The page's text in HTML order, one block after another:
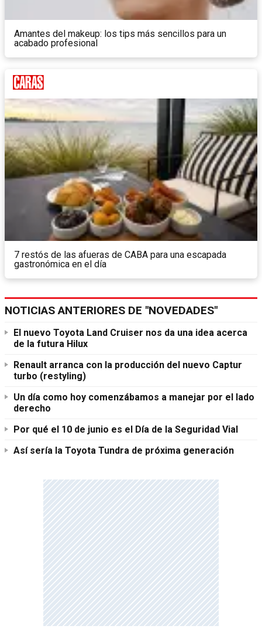
Amantes del makeup: los tips más sencillos para un
acabado profesional
7 restós de las afueras de CABA para una escapada
gastronómica en el día
NOTICIAS ANTERIORES DE "NOVEDADES"
El nuevo Toyota Land Cruiser nos da una idea acerca
de la futura Hilux
Renault arranca con la producción del nuevo Captur
turbo (restyling)
Un día como hoy comenzábamos a manejar por el lado
derecho
Por qué el 10 de junio es el Día de la Seguridad Vial
Así sería la Toyota Tundra de próxima generación